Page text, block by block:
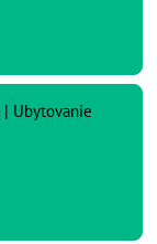
| Ubytovanie